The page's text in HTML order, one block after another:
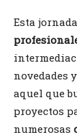
Esta
novedades
aquel que
proyectos
numerosas